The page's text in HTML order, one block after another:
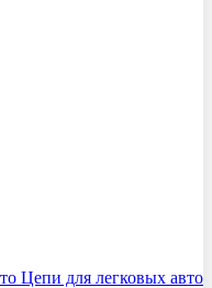
Цепи для легковых авто